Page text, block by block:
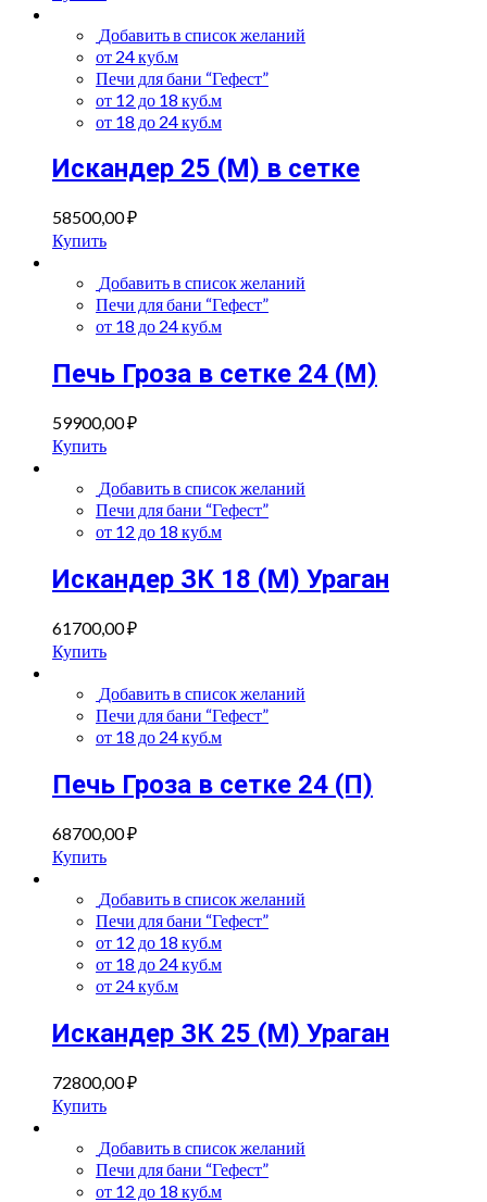
Добавить в список желаний
от 24 куб.м
Печи для бани “Гефест”
от 12 до 18 куб.м
от 18 до 24 куб.м
Искандер 25 (М) в сетке
58500,00₽
Купить
Добавить в список желаний
Печи для бани “Гефест”
от 18 до 24 куб.м
Печь Гроза в сетке 24 (М)
59900,00₽
Купить
Добавить в список желаний
Печи для бани “Гефест”
от 12 до 18 куб.м
Искандер ЗК 18 (M) Ураган
61700,00₽
Купить
Добавить в список желаний
Печи для бани “Гефест”
от 18 до 24 куб.м
Печь Гроза в сетке 24 (П)
68700,00₽
Купить
Добавить в список желаний
Печи для бани “Гефест”
от 12 до 18 куб.м
от 18 до 24 куб.м
от 24 куб.м
Искандер ЗК 25 (M) Ураган
72800,00₽
Купить
Добавить в список желаний
Печи для бани “Гефест”
от 12 до 18 куб.м